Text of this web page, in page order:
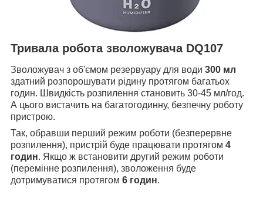
Тривала робота зволожувача DQ107
Зволожувач з об'ємом резервуару для води 300 мл
здатний розпорошувати рідину протягом багатьох
годин. Швидкість розпилення становить 30-45 мл/год.
А цього вистачить на багатогодинну, безпечну роботу
пристрою.
Так, обравши перший режим роботи (безперервне
розпилення), пристрій буде працювати протягом 4
годин. Якщо ж встановити другий режим роботи
(перемінне розпилення), зволоження буде
дотримуватися протягом 6 годин.